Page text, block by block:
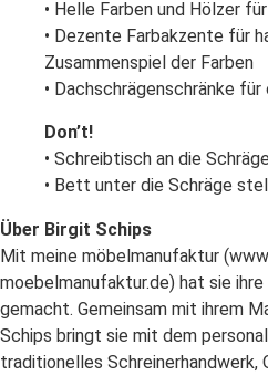
• Helle Farben und Hölzer
• Dezente Farb­akzente für
Zusammenspiel der Farben
• Dachschrägen­schränke
Don’t!
• Schreibtisch an die
• Bett unter die Schräge
Über Birgit Schips
Mit meine möbelmanufaktur
moebelmanufaktur.de) hat sie
gemacht. Gemeinsam mit ihrem
Schips bringt sie mit dem
traditionelles Schreinerhandwerk,